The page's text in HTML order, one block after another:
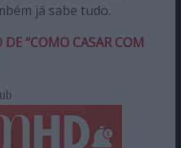
já sabe tudo.
“COMO CASAR COM